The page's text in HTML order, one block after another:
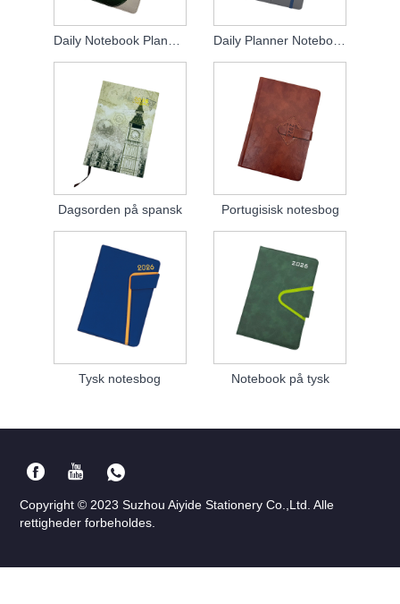
Dagsorden på spansk Portugisisk notesbog
Tysk notesbog Notebook på tysk
Copyright © 2023 Suzhou Aiyide Stationery Co.,Ltd. Alle
rettigheder forbeholdes.